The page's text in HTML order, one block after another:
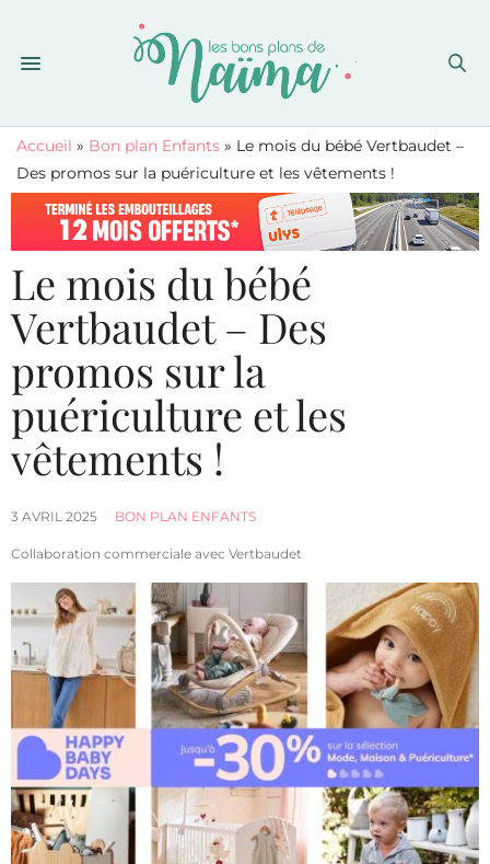
Accueil » Bon plan Enfants » Le mois du bébé Vertbaudet –
Des promos sur la puériculture et les vêtements !
Le mois du bébé
Vertbaudet – Des
promos sur la
puériculture et les
vêtements !
3 AVRIL 2025 BON PLAN ENFANTS
Collaboration commerciale avec Vertbaudet